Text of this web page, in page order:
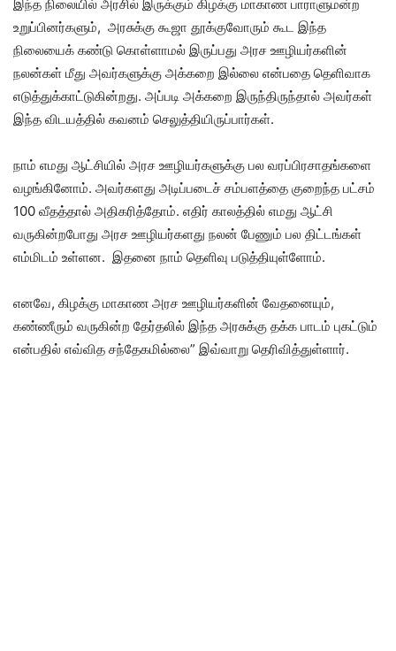
இந்த நிலையில் அரசில் இருக்கும் கிழக்கு மாகாண பாராளுமன்ற
உறுப்பினர்களும், அரசுக்கு கூஜா தூக்குவோரும் கூட இந்த
நிலையைக் கண்டு கொள்ளாமல் இருப்பது அரச ஊழியர்களின்
நலன்கள் மீது அவர்களுக்கு அக்கறை இல்லை என்பதை தெளிவாக
எடுத்துக்காட்டுகின்றது. அப்படி அக்கறை இருந்திருந்தால் அவர்கள்
இந்த விடயத்தில் கவனம் செலுத்தியிருப்பார்கள்.
நாம் எமது ஆட்சியில் அரச ஊழியர்களுக்கு பல வரப்பிரசாதங்களை
வழங்கினோம். அவர்களது அடிப்படைச் சம்பளத்தை குறைந்த பட்சம்
100 வீதத்தால் அதிகரித்தோம். எதிர் காலத்தில் எமது ஆட்சி
வருகின்றபோது அரச ஊழியர்களது நலன் பேணும் பல திட்டங்கள்
எம்மிடம் உள்ளன. இதனை நாம் தெளிவு படுத்தியுள்ளோம்.
எனவே, கிழக்கு மாகாண அரச ஊழியர்களின் வேதனையும்,
கண்ணீரும் வருகின்ற தேர்தலில் இந்த அரசுக்கு தக்க பாடம் புகட்டும்
என்பதில் எவ்வித சந்தேகமில்லை” இவ்வாறு தெரிவித்துள்ளார்.